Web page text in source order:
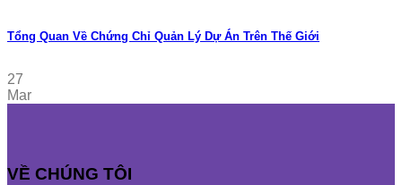
Tổng Quan Về Chứng Chỉ Quản Lý Dự Án Trên Thế Giới
27
Mar
VỀ CHÚNG TÔI